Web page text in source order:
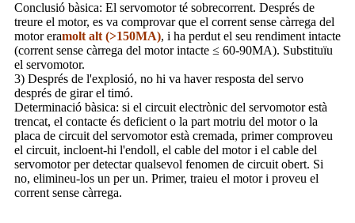
Conclusió bàsica: El servomotor té sobrecorrent. Després de
treure el motor, es va comprovar que el corrent sense càrrega del
motor eramolt alt (>150MA), i ha perdut el seu rendiment intacte
(corrent sense càrrega del motor intacte ≤ 60-90MA). Substituïu
el servomotor.
3) Després de l'explosió, no hi va haver resposta del servo
després de girar el timó.
Determinació bàsica: si el circuit electrònic del servomotor està
trencat, el contacte és deficient o la part motriu del motor o la
placa de circuit del servomotor està cremada, primer comproveu
el circuit, incloent-hi l'endoll, el cable del motor i el cable del
servomotor per detectar qualsevol fenomen de circuit obert. Si
no, elimineu-los un per un. Primer, traieu el motor i proveu el
corrent sense càrrega.